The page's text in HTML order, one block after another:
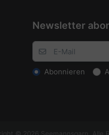
Newsletter
Abonnieren